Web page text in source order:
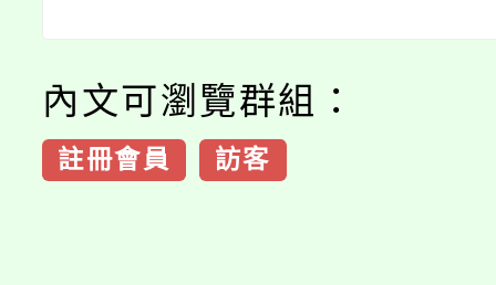
內文可瀏覽群組：
註冊會員 訪客